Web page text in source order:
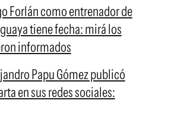
Forlán como entrenador de
tiene fecha: mirá los
informados
Papu Gómez publicó
en sus redes sociales: